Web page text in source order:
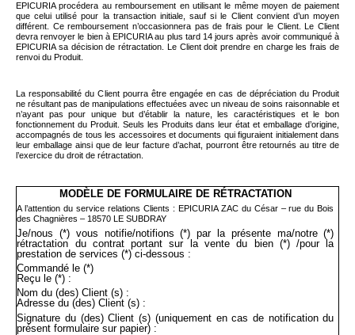
EPICURIA procédera au remboursement en utilisant le même moyen de paiement
que celui utilisé pour la transaction initiale, sauf si le Client convient d’un moyen
différent. Ce remboursement n’occasionnera pas de frais pour le Client. Le Client
devra renvoyer le bien à EPICURIA au plus tard 14 jours après avoir communiqué à
EPICURIA sa décision de rétractation. Le Client doit prendre en charge les frais de
renvoi du Produit.
La responsabilité du Client pourra être engagée en cas de dépréciation du Produit
ne résultant pas de manipulations effectuées avec un niveau de soins raisonnable et
n’ayant pas pour unique but d’établir la nature, les caractéristiques et le bon
fonctionnement du Produit. Seuls les Produits dans leur état et emballage d’origine,
accompagnés de tous les accessoires et documents qui figuraient initialement dans
leur emballage ainsi que de leur facture d’achat, pourront être retournés au titre de
l’exercice du droit de rétractation.
MODÈLE DE FORMULAIRE DE RÉTRACTATION
A l’attention du service relations Clients : EPICURIA ZAC du César – rue du Bois
des Chagnières – 18570 LE SUBDRAY
Je/nous (*) vous notifie/notifions (*) par la présente ma/notre (*)
rétractation du contrat portant sur la vente du bien (*) /pour la
prestation de services (*) ci-dessous :
Commandé le (*)
Reçu le (*) :
Nom du (des) Client (s) :
Adresse du (des) Client (s) :
Signature du (des) Client (s) (uniquement en cas de notification du
présent formulaire sur papier) :